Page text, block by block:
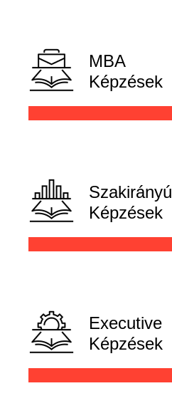
MBA
Képzések
Szakirányú
Képzések
Executive
Képzések